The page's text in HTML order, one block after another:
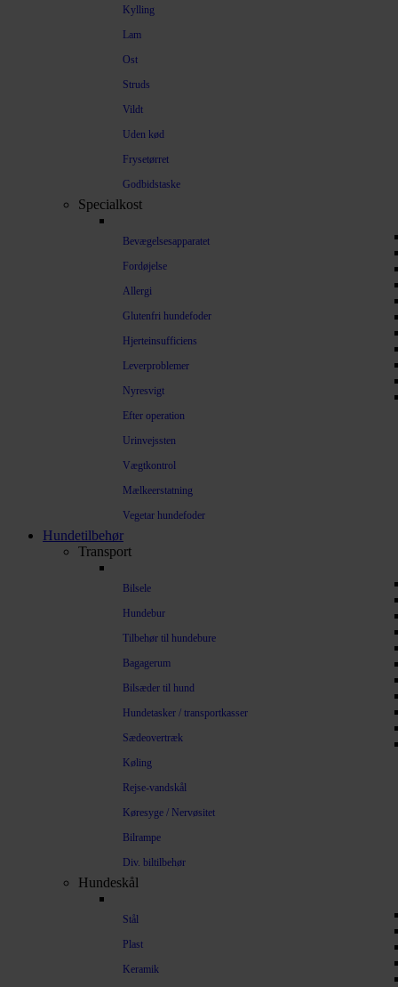
Kylling
Lam
Ost
Struds
Vildt
Uden kød
Frysetørret
Godbidstaske
Specialkost
Bevægelsesapparatet
Fordøjelse
Allergi
Glutenfri hundefoder
Hjerteinsufficiens
Leverproblemer
Nyresvigt
Efter operation
Urinvejssten
Vægtkontrol
Mælkeerstatning
Vegetar hundefoder
Hundetilbehør
Transport
Bilsele
Hundebur
Tilbehør til hundebure
Bagagerum
Bilsæder til hund
Hundetasker / transportkasser
Sædeovertræk
Køling
Rejse-vandskål
Køresyge / Nervøsitet
Bilrampe
Div. biltilbehør
Hundeskål
Stål
Plast
Keramik